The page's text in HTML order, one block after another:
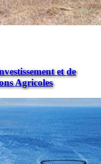
et de
Agricoles